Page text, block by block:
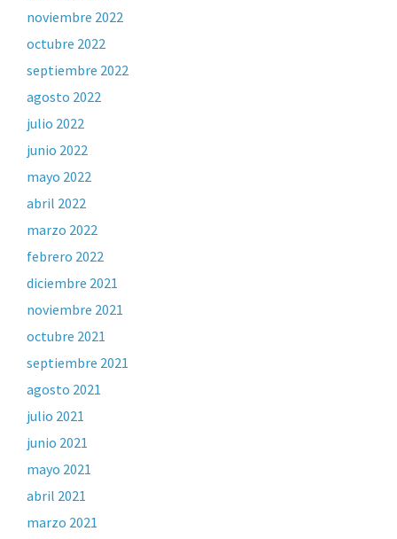
noviembre 2022
octubre 2022
septiembre 2022
agosto 2022
julio 2022
junio 2022
mayo 2022
abril 2022
marzo 2022
febrero 2022
diciembre 2021
noviembre 2021
octubre 2021
septiembre 2021
agosto 2021
julio 2021
junio 2021
mayo 2021
abril 2021
marzo 2021